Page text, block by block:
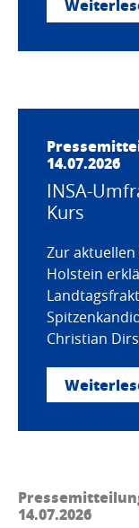
14.07.2026
INSA-
Kurs
Zur aktuellen
Holstein
Christian
14.07.2026